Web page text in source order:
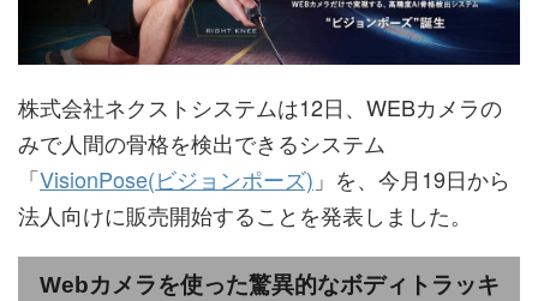
株式会社ネクストシステムは12日、WEBカメラの
みで人間の骨格を検出できるシステム
「VisionPose(ビジョンポーズ) 」を、今月19日から
法人向けに販売開始することを発表しました。
Webカメラを使った驚異的なボディトラッキ